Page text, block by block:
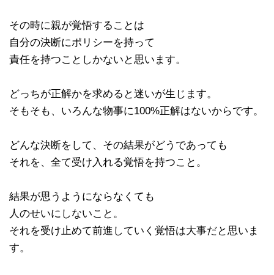
その時に親が覚悟することは
自分の決断にポリシーを持って
責任を持つことしかないと思います。
どっちが正解かを求めると迷いが生じます。
そもそも、いろんな物事に100%正解はないからです。
どんな決断をして、その結果がどうであっても
それを、全て受け入れる覚悟を持つこと。
結果が思うようにならなくても
人のせいにしないこと。
それを受け止めて前進していく覚悟は大事だと思いま
す。